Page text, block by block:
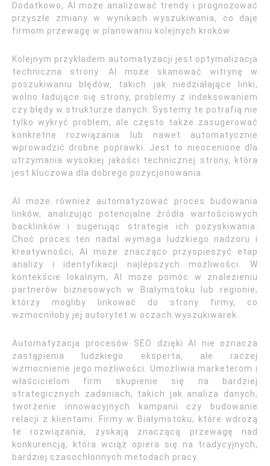
Dodatkowo, AI może analizować trendy i prognozować
przyszłe zmiany w wynikach wyszukiwania, co daje
firmom przewagę w planowaniu kolejnych kroków.
Kolejnym przykładem automatyzacji jest optymalizacja
techniczna strony. AI może skanować witrynę w
poszukiwaniu błędów, takich jak niedziałające linki,
wolno ładujące się strony, problemy z indeksowaniem
czy błędy w strukturze danych. Systemy te potrafią nie
tylko wykryć problem, ale często także zasugerować
konkretne rozwiązania lub nawet automatycznie
wprowadzić drobne poprawki. Jest to nieocenione dla
utrzymania wysokiej jakości technicznej strony, która
jest kluczowa dla dobrego pozycjonowania.
AI może również automatyzować proces budowania
linków, analizując potencjalne źródła wartościowych
backlinków i sugerując strategie ich pozyskiwania.
Choć proces ten nadal wymaga ludzkiego nadzoru i
kreatywności, AI może znacząco przyspieszyć etap
analizy i identyfikacji najlepszych możliwości. W
kontekście lokalnym, AI może pomóc w znalezieniu
partnerów biznesowych w Białymstoku lub regionie,
którzy mogliby linkować do strony firmy, co
wzmocniłoby jej autorytet w oczach wyszukiwarek.
Automatyzacja procesów SEO dzięki AI nie oznacza
zastąpienia ludzkiego eksperta, ale raczej
wzmocnienie jego możliwości. Umożliwia marketerom i
właścicielom firm skupienie się na bardziej
strategicznych zadaniach, takich jak analiza danych,
tworzenie innowacyjnych kampanii czy budowanie
relacji z klientami. Firmy w Białymstoku, które wdrożą
te rozwiązania, zyskają znaczącą przewagę nad
konkurencją, która wciąż opiera się na tradycyjnych,
bardziej czasochłonnych metodach pracy.